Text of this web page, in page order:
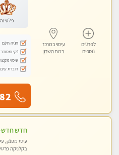
לפרטים
נוספים
עיסוי במרכז
רמת השרון
פלטינה
חניה חינם
נקי ומסודר
עיסוי
דוברת
עיסוי מפנק,
בקלניקה